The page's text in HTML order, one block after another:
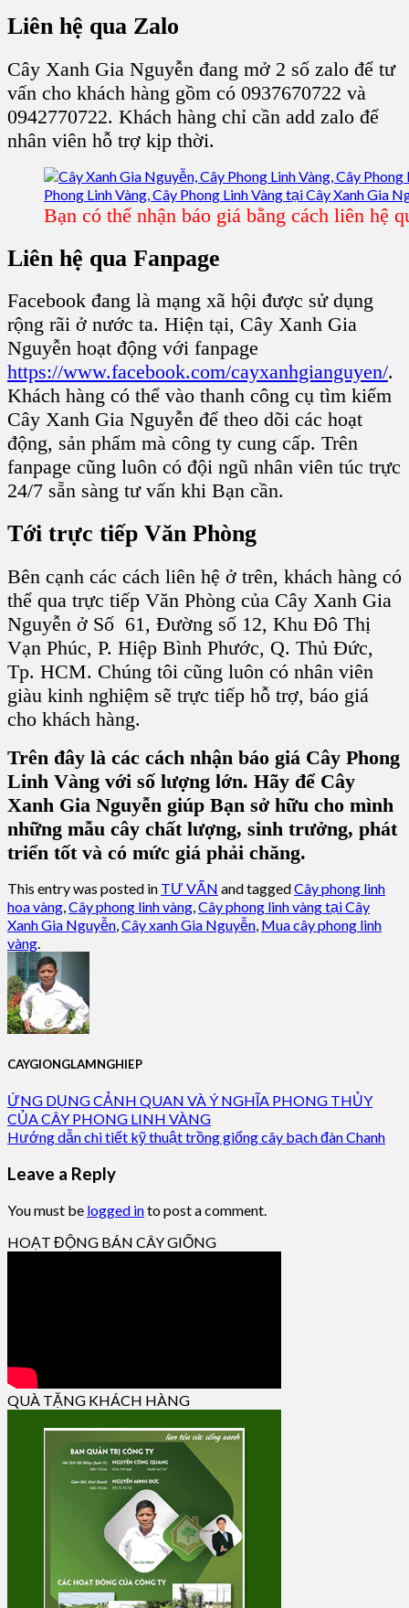
Liên hệ qua Zalo
Cây Xanh Gia Nguyễn đang mở 2 số zalo để tư
vấn cho khách hàng gồm có 0937670722 và
0942770722. Khách hàng chỉ cần add zalo để
nhân viên hỗ trợ kịp thời.
Bạn có thể nhận báo giá bằng cách liên hệ
Liên hệ qua Fanpage
Facebook đang là mạng xã hội được sử dụng
rộng rãi ở nước ta. Hiện tại, Cây Xanh Gia
Nguyễn hoạt động với fanpage
https://www.facebook.com/cayxanhgianguyen/.
Khách hàng có thể vào thanh công cụ tìm kiếm
Cây Xanh Gia Nguyễn để theo dõi các hoạt
động, sản phẩm mà công ty cung cấp. Trên
fanpage cũng luôn có đội ngũ nhân viên túc trực
24/7 sẵn sàng tư vấn khi Bạn cần.
Tới trực tiếp Văn Phòng
Bên cạnh các cách liên hệ ở trên, khách hàng có
thể qua trực tiếp Văn Phòng của Cây Xanh Gia
Nguyễn ở Số 61, Đường số 12, Khu Đô Thị
Vạn Phúc, P. Hiệp Bình Phước, Q. Thủ Đức,
Tp. HCM. Chúng tôi cũng luôn có nhân viên
giàu kinh nghiệm sẽ trực tiếp hỗ trợ, báo giá
cho khách hàng.
Trên đây là các cách nhận báo giá Cây Phong
Linh Vàng với số lượng lớn. Hãy để Cây
Xanh Gia Nguyễn giúp Bạn sở hữu cho mình
những mẫu cây chất lượng, sinh trưởng, phát
triển tốt và có mức giá phải chăng.
This entry was posted in TƯ VẤN and taggedCây phong linh
hoa vàng,Cây phong linh vàng,Cây phong linh vàng tại Cây
Xanh Gia Nguyễn,Cây xanh Gia Nguyễn, Mua cây phong linh
vàng.
CAYGIONGLAMNGHIEP
ỨNG DỤNG CẢNH QUAN VÀ Ý NGHĨA PHONG THỦY
CỦA CÂY PHONG LINH VÀNG
Hướng dẫn chi tiết kỹ thuật trồng giống cây bạch đàn Chanh
Leave a Reply
You must be logged into post a comment.
HOẠT ĐỘNG BÁN CÂY GIỐNG
QUÀ TẶNG KHÁCH HÀNG